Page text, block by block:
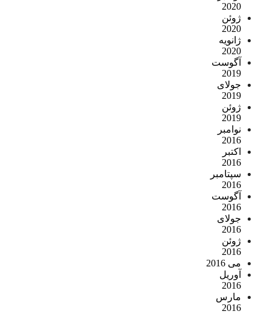
2020
ژوئن
2020
ژانویه
2020
آگوست
2019
جولای
2019
ژوئن
2019
نوامبر
2016
اکتبر
2016
سپتامبر
2016
آگوست
2016
جولای
2016
ژوئن
2016
می 2016
آوریل
2016
مارس
2016